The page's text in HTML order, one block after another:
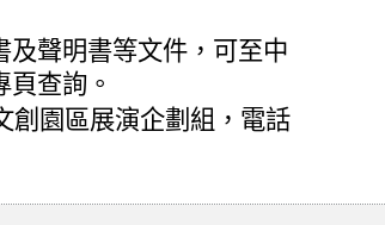
及聲明書等文件，可至中
查詢。
創園區展演企劃組，電話